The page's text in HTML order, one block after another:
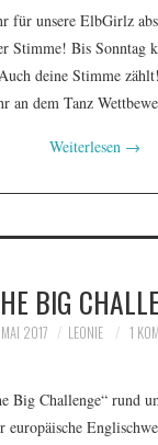
für unsere ElbGirlz
Stimme! Bis Sonntag
deine Stimme
an dem Tanz
Weiterlesen →
BIG
2017 LEONIE 1
Big Challenge“ rund
europäische